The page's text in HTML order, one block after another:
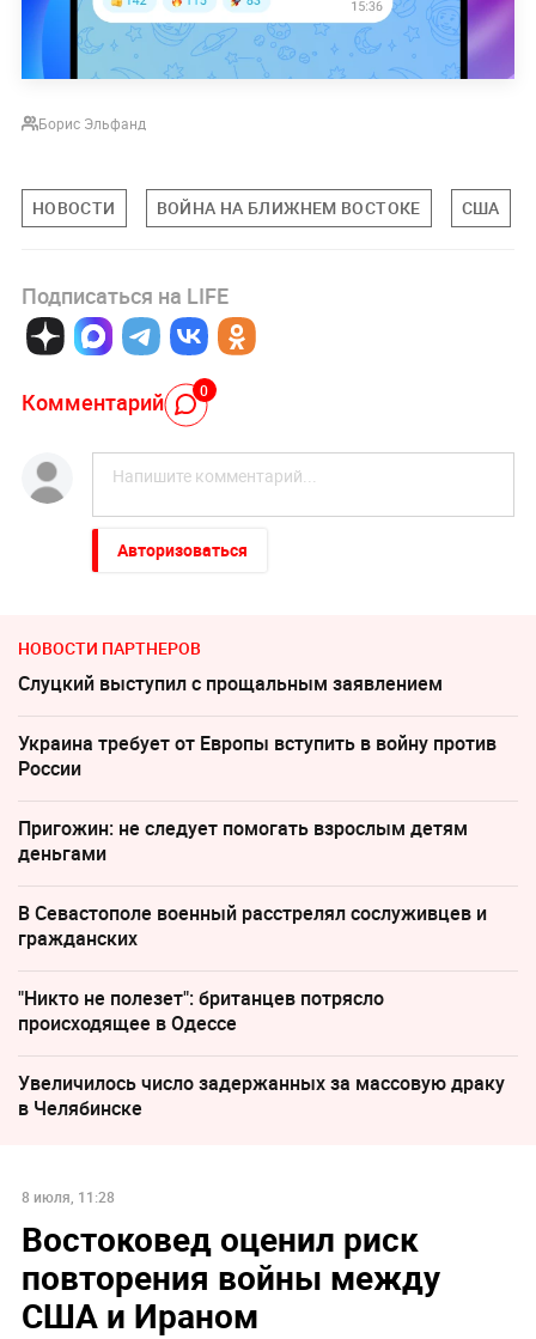
Борис Эльфанд
НОВОСТИ ВОЙНА НА БЛИЖНЕМ ВОСТОКЕ США
Подписаться на LIFE
Комментарий 0
Авторизоваться
НОВОСТИ ПАРТНЕРОВ
Слуцкий выступил с прощальным заявлением
Украина требует от Европы вступить в войну против
России
Пригожин: не следует помогать взрослым детям
деньгами
В Севастополе военный расстрелял сослуживцев и
гражданских
"Никто не полезет": британцев потрясло
происходящее в Одессе
Увеличилось число задержанных за массовую драку
в Челябинске
8 июля, 11:28
Востоковед оценил риск
повторения войны между
США и Ираном